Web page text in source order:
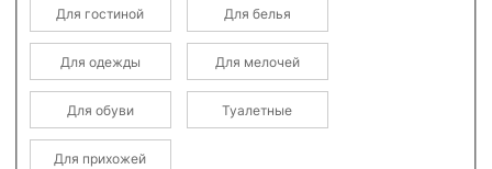
Для гостиной Для белья
Для одежды Для мелочей
Для обуви Туалетные
Для прихожей